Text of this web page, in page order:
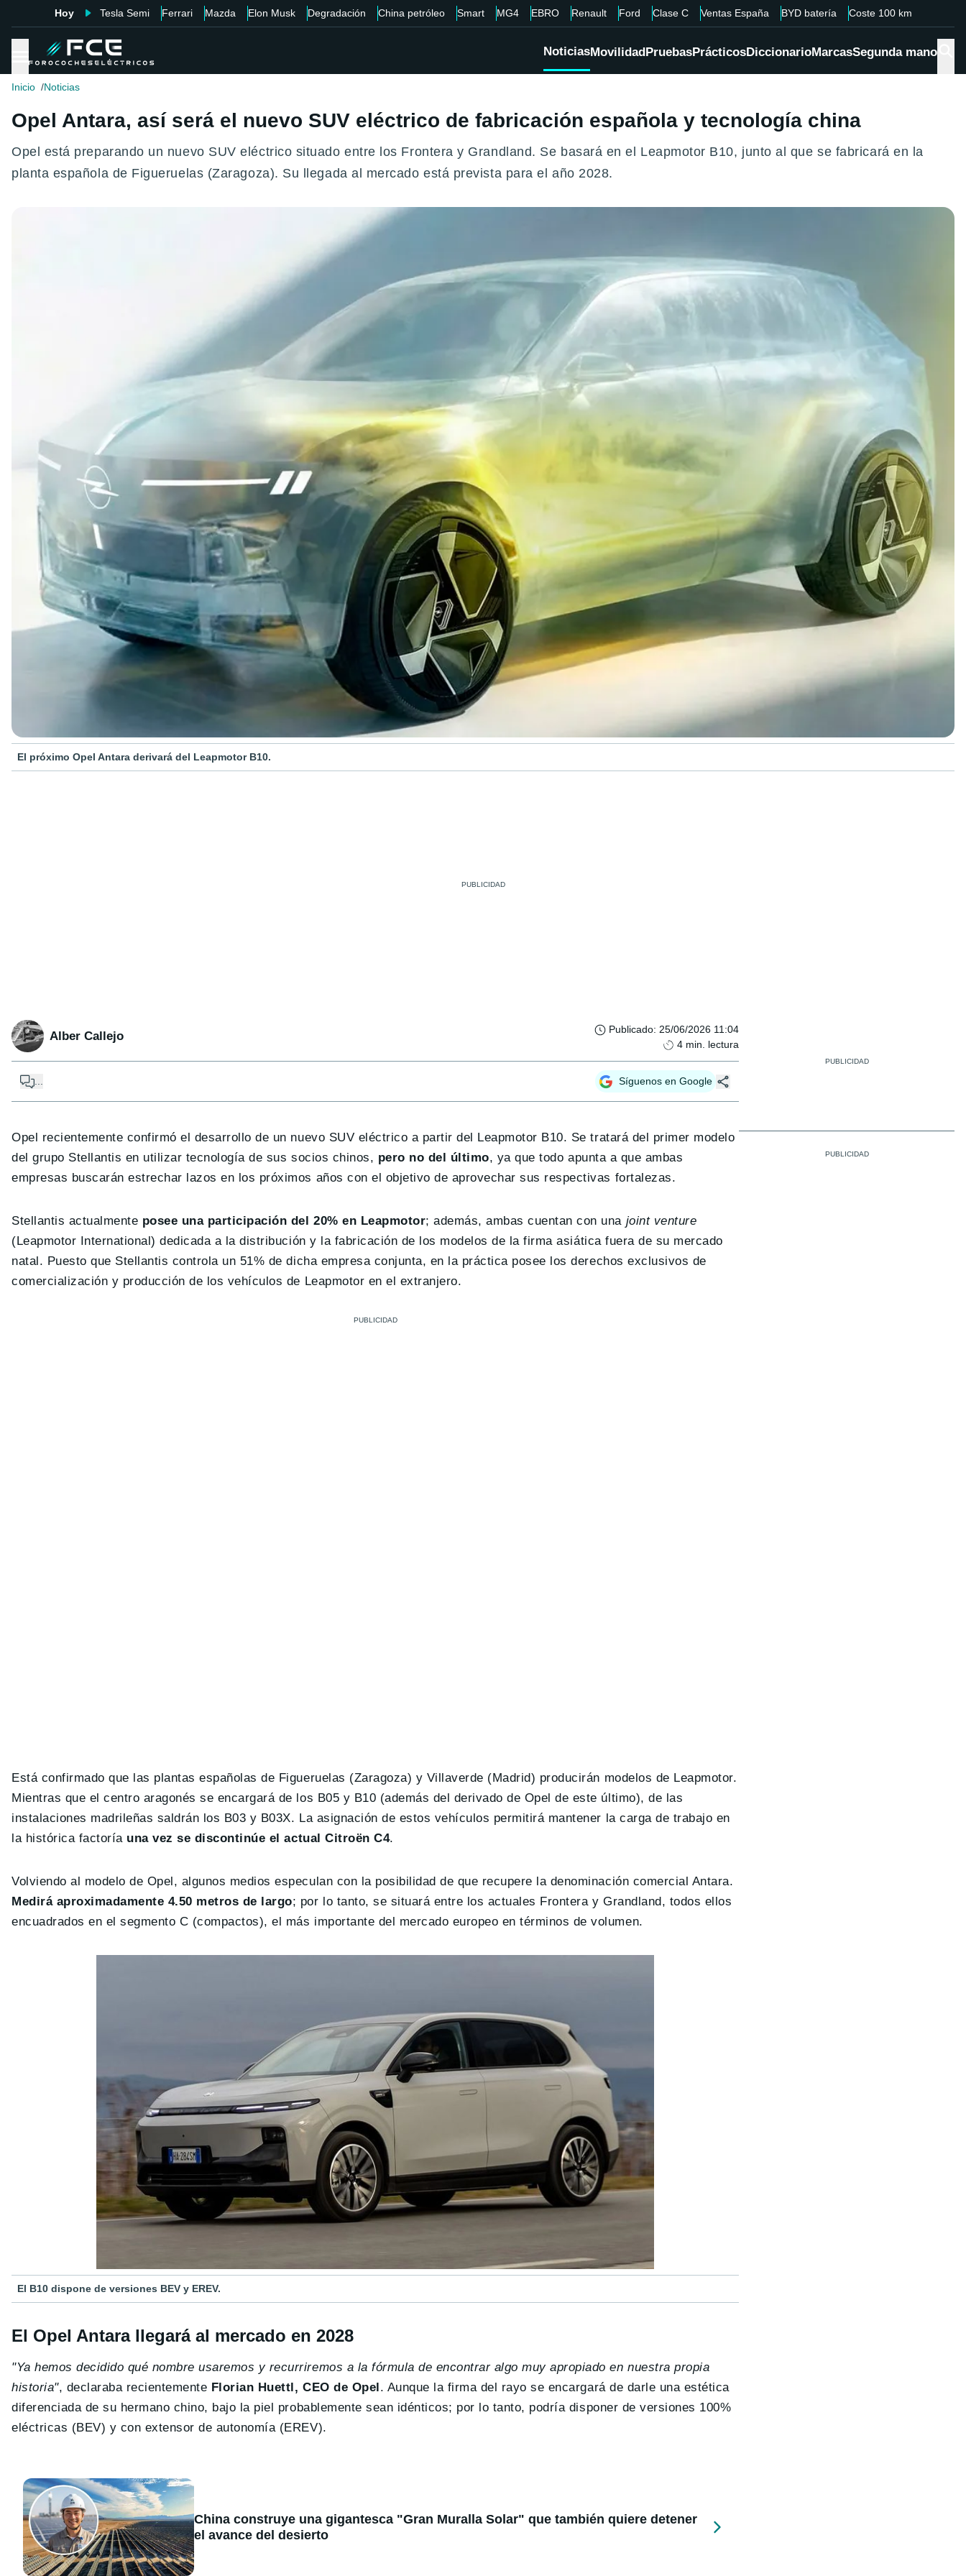
Hoy Tesla Semi Ferrari Mazda Elon Musk Degradación China petróleo Smart MG4 EBRO Renault Ford Clase C Ventas España BYD batería Coste 100 km
NoticiasMovilidadPruebasPrácticosDiccionarioMarcasSegunda mano
Inicio Noticias
Opel Antara, así será el nuevo SUV eléctrico de fabricación española y tecnología china
Opel está preparando un nuevo SUV eléctrico situado entre los Frontera y Grandland. Se basará en el Leapmotor B10, junto al que se fabricará en la
planta española de Figueruelas (Zaragoza). Su llegada al mercado está prevista para el año 2028.
El próximo Opel Antara derivará del Leapmotor B10.
Alber Callejo Publicado: 25/06/2026 11:04
4 min. lectura
... Síguenos en Google
Opel recientemente confirmó el desarrollo de un nuevo SUV eléctrico a partir del Leapmotor B10. Se tratará del primer modelo
del grupo Stellantis en utilizar tecnología de sus socios chinos, pero no del último, ya que todo apunta a que ambas
empresas buscarán estrechar lazos en los próximos años con el objetivo de aprovechar sus respectivas fortalezas.
Stellantis actualmente posee una participación del 20% en Leapmotor; además, ambas cuentan con una joint venture
(Leapmotor International) dedicada a la distribución y la fabricación de los modelos de la firma asiática fuera de su mercado
natal. Puesto que Stellantis controla un 51% de dicha empresa conjunta, en la práctica posee los derechos exclusivos de
comercialización y producción de los vehículos de Leapmotor en el extranjero.
Está confirmado que las plantas españolas de Figueruelas (Zaragoza) y Villaverde (Madrid) producirán modelos de Leapmotor.
Mientras que el centro aragonés se encargará de los B05 y B10 (además del derivado de Opel de este último), de las
instalaciones madrileñas saldrán los B03 y B03X. La asignación de estos vehículos permitirá mantener la carga de trabajo en
la histórica factoría una vez se discontinúe el actual Citroën C4.
Volviendo al modelo de Opel, algunos medios especulan con la posibilidad de que recupere la denominación comercial Antara.
Medirá aproximadamente 4.50 metros de largo; por lo tanto, se situará entre los actuales Frontera y Grandland, todos ellos
encuadrados en el segmento C (compactos), el más importante del mercado europeo en términos de volumen.
El B10 dispone de versiones BEV y EREV.
El Opel Antara llegará al mercado en 2028
"Ya hemos decidido qué nombre usaremos y recurriremos a la fórmula de encontrar algo muy apropiado en nuestra propia
historia", declaraba recientemente Florian Huettl, CEO de Opel. Aunque la firma del rayo se encargará de darle una estética
diferenciada de su hermano chino, bajo la piel probablemente sean idénticos; por lo tanto, podría disponer de versiones 100%
eléctricas (BEV) y con extensor de autonomía (EREV).
China construye una gigantesca "Gran Muralla Solar" que también quiere detener
el avance del desierto